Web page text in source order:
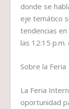
donde se
eje temático
tendencias
las 12:15
Sobre la Feria
La Feria
oportunidad